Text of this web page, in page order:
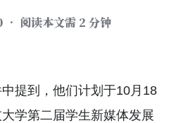
• 阅读本文需 2 分钟
提到，他们计划于10月18
学第二届学生新媒体发展